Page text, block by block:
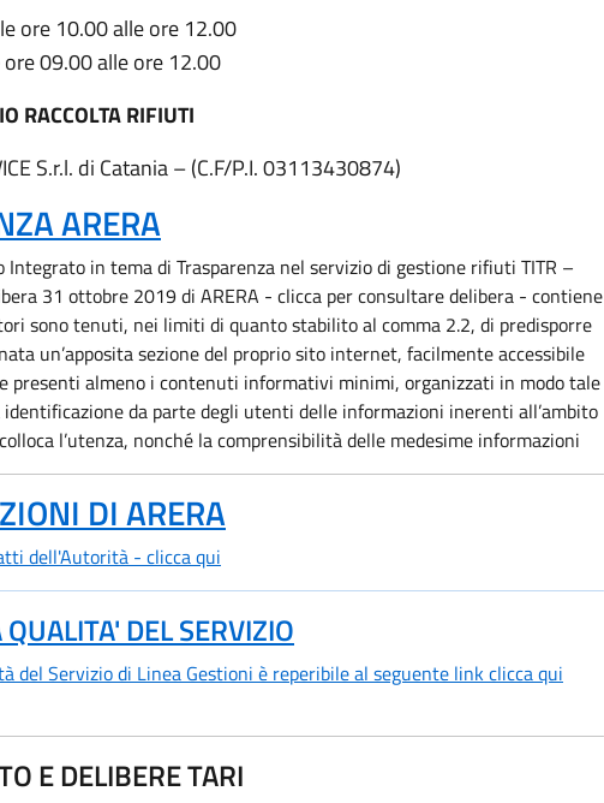
ore 10.00 alle ore 12.00
ore 09.00 alle ore 12.00
RACCOLTA RIFIUTI
S.r.l. di Catania – (C.F/P.I. 03113430874)
ARERA
Integrato in tema di Trasparenza nel servizio di gestione rifiuti TITR –
31 ottobre 2019 di ARERA - clicca per consultare delibera - contiene
sono tenuti, nei limiti di quanto stabilito al comma 2.2, di predisporre
un’apposita sezione del proprio sito internet, facilmente accessibile
presenti almeno i contenuti informativi minimi, organizzati in modo tale
da parte degli utenti delle informazioni inerenti all’ambito
l’utenza, nonché la comprensibilità delle medesime informazioni
DI ARERA
dell'Autorità - clicca qui
DEL SERVIZIO
del Servizio di Linea Gestioni è reperibile al seguente link clicca qui
E DELIBERE TARI